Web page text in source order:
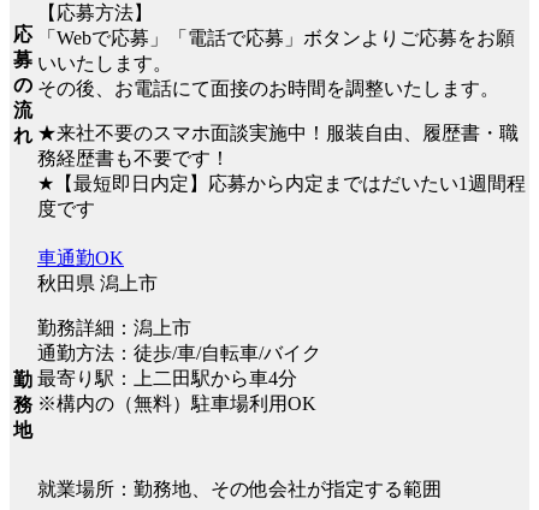
応
募
の
流
れ
【応募方法】
「Webで応募」「電話で応募」ボタンよりご応募をお願
いいたします。
その後、お電話にて面接のお時間を調整いたします。
★来社不要のスマホ面談実施中！服装自由、履歴書・職
務経歴書も不要です！
★【最短即日内定】応募から内定まではだいたい1週間程
度です
勤
務
地
車通勤OK
秋田県 潟上市
勤務詳細：潟上市
通勤方法：徒歩/車/自転車/バイク
最寄り駅：上二田駅から車4分
※構内の（無料）駐車場利用OK
就業場所：勤務地、その他会社が指定する範囲